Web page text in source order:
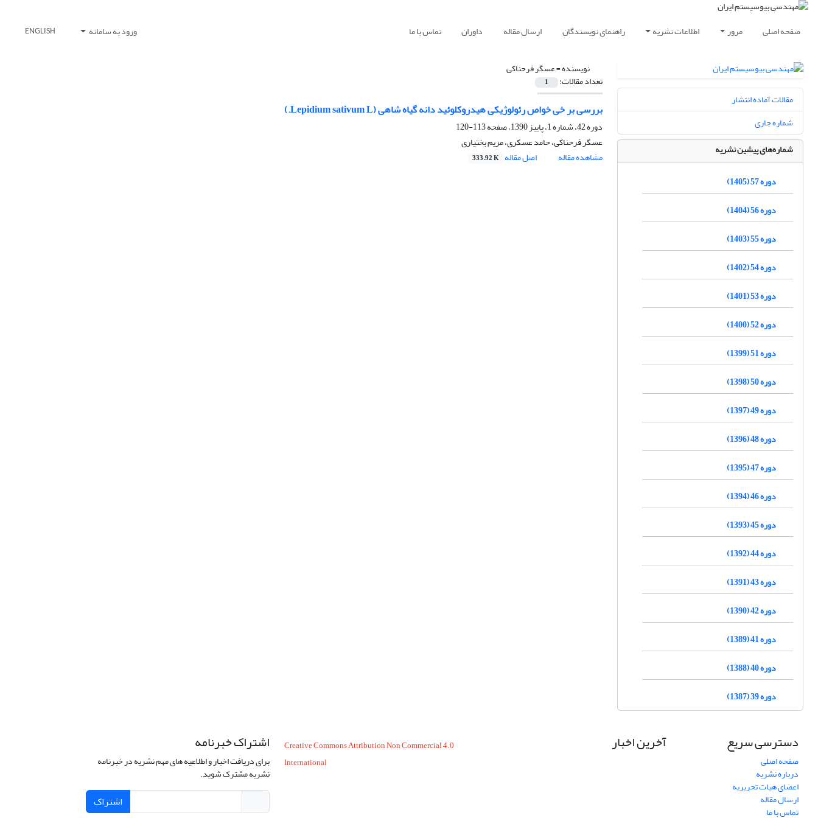
صفحه اصلی مرور اطلاعات نشریه راهنمای نویسندگان ارسال مقاله داوران تماس با ما ورود به سامانه ENGLISH
نویسنده =عسگر فرحناکی
تعداد مقالات: 1
بررسی بر خی خواص رئولوژیکی هیدروکلوئید دانه گیاه شاهی (Lepidium sativum L.)
دوره 42، شماره 1، پاییز 1390، صفحه
113-120
عسگر فرحناکی، حامد عسکری، مریم بختیاری
مشاهده مقاله
اصل مقاله 333.92 K
مقالات آماده انتشار
شماره جاری
شماره‌های پیشین نشریه
دوره 57 (1405)
دوره 56 (1404)
دوره 55 (1403)
دوره 54 (1402)
دوره 53 (1401)
دوره 52 (1400)
دوره 51 (1399)
دوره 50 (1398)
دوره 49 (1397)
دوره 48 (1396)
دوره 47 (1395)
دوره 46 (1394)
دوره 45 (1393)
دوره 44 (1392)
دوره 43 (1391)
دوره 42 (1390)
دوره 41 (1389)
دوره 40 (1388)
دوره 39 (1387)
دسترسی سریع
صفحه اصلی
درباره نشریه
اعضای هیات تحریریه
ارسال مقاله
تماس با ما
آخرین اخبار
Creative Commons Attribution Non Commercial 4.0
International
اشتراک خبرنامه
برای دریافت اخبار و اطلاعیه های مهم نشریه در خبرنامه
نشریه مشترک شوید.
اشتراک